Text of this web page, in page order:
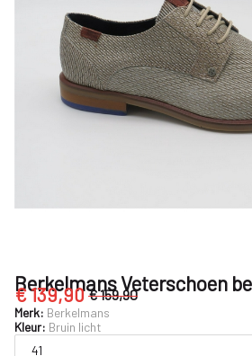
Nijhuisschoenen
Berkelmans Veterschoen
€ 139,90 € 159,90
Merk: Berkelmans
Kleur: Bruin licht